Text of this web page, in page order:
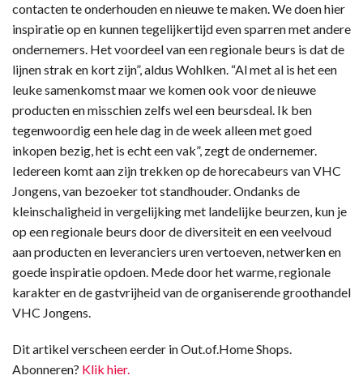
contacten te onderhouden en nieuwe te maken. We doen hier
inspiratie op en kunnen tegelijkertijd even sparren met andere
ondernemers. Het voordeel van een regionale beurs is dat de
lijnen strak en kort zijn”, aldus Wohlken. “Al met al is het een
leuke samenkomst maar we komen ook voor de nieuwe
producten en misschien zelfs wel een beursdeal. Ik ben
tegenwoordig een hele dag in de week alleen met goed
inkopen bezig, het is echt een vak”, zegt de ondernemer.
Iedereen komt aan zijn trekken op de horecabeurs van VHC
Jongens, van bezoeker tot standhouder. Ondanks de
kleinschaligheid in vergelijking met landelijke beurzen, kun je
op een regionale beurs door de diversiteit en een veelvoud
aan producten en leveranciers uren vertoeven, netwerken en
goede inspiratie opdoen. Mede door het warme, regionale
karakter en de gastvrijheid van de organiserende groothandel
VHC Jongens.
Dit artikel verscheen eerder in Out.of.Home Shops.
Abonneren? Klik hier.